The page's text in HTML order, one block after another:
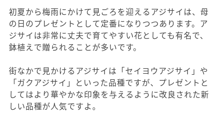
初夏から梅雨にかけて見ごろを迎えるアジサイは、母
の日のプレゼントとして定番になりつつあります。ア
ジサイは非常に丈夫で育てやすい花としても有名で、
鉢植えで贈られることが多いです。
街なかで見かけるアジサイは「セイヨウアジサイ」や
「ガクアジサイ」といった品種ですが、プレゼントと
してはより華やかな印象を与えるように改良された新
しい品種が人気ですよ。